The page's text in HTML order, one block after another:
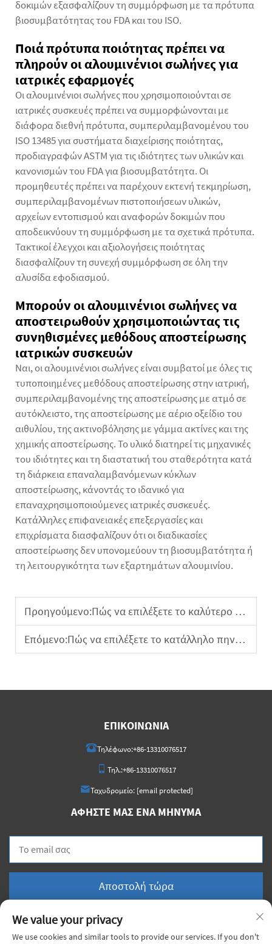
δοκιμών εξασφαλίζουν τη συμμόρφωση με τα πρότυπα
βιοσυμβατότητας του FDA και του ISO.
Ποιά πρότυπα ποιότητας πρέπει να
πληρούν οι αλουμινένιοι σωλήνες για
ιατρικές εφαρμογές
Οι αλουμινένιοι σωλήνες που χρησιμοποιούνται σε
ιατρικές συσκευές πρέπει να συμμορφώνονται με
διάφορα διεθνή πρότυπα, συμπεριλαμβανομένου του
ISO 13485 για συστήματα διαχείρισης ποιότητας,
προδιαγραφών ASTM για τις ιδιότητες των υλικών και
κανονισμών του FDA για βιοσυμβατότητα. Οι
προμηθευτές πρέπει να παρέχουν εκτενή τεκμηρίωση,
συμπεριλαμβανομένων πιστοποιήσεων υλικών,
αρχείων εντοπισμού και αναφορών δοκιμών που
αποδεικνύουν τη συμμόρφωση με τα σχετικά πρότυπα.
Τακτικοί έλεγχοι και αξιολογήσεις ποιότητας
διασφαλίζουν τη συνεχή συμμόρφωση σε όλη την
αλυσίδα εφοδιασμού.
Μπορούν οι αλουμινένιοι σωλήνες να
αποστειρωθούν χρησιμοποιώντας τις
συνηθισμένες μεθόδους αποστείρωσης
ιατρικών συσκευών
Ναι, οι αλουμινένιοι σωλήνες είναι συμβατοί με όλες τις
τυποποιημένες μεθόδους αποστείρωσης στην ιατρική,
συμπεριλαμβανομένης της αποστείρωσης με ατμό σε
αυτόκλειστο, της αποστείρωσης με αέριο οξείδιο του
αιθυλίου, της ακτινοβόλησης με γάμμα ακτίνες και της
χημικής αποστείρωσης. Το υλικό διατηρεί τις μηχανικές
του ιδιότητες και τη διαστατική του σταθερότητα κατά
τη διάρκεια επαναλαμβανόμενων κύκλων
αποστείρωσης, κάνοντάς το ιδανικό για
επαναχρησιμοποιούμενες ιατρικές συσκευές.
Κατάλληλες επιφανειακές επεξεργασίες και
επιχρίσματα διασφαλίζουν ότι οι διαδικασίες
αποστείρωσης δεν υπονομεύουν τη βιοσυμβατότητα ή
τη λειτουργικότητα των εξαρτημάτων αλουμινίου.
Προηγούμενο:Πώς να επιλέξετε το καλύτερο έλασμα αλουμινίου για το έργο σας
Επόμενο:Πώς να επιλέξετε το κατάλληλο πηνίο ανοξείδωτου χάλυβα για τη διαδικασία κατασκευής σας
ΕΠΙΚΟΙΝΩΝΊΑ
Τηλέφωνο:+86-13310076517
Τηλ.:+86-13310076517
Ταχυδρομείο: [email protected]
ΑΦΉΣΤΕ ΜΑΣ ΈΝΑ ΜΉΝΥΜΑ
Αποστολή τώρα
We value your privacy
We use cookies and similar tools to provide our services. If you don't